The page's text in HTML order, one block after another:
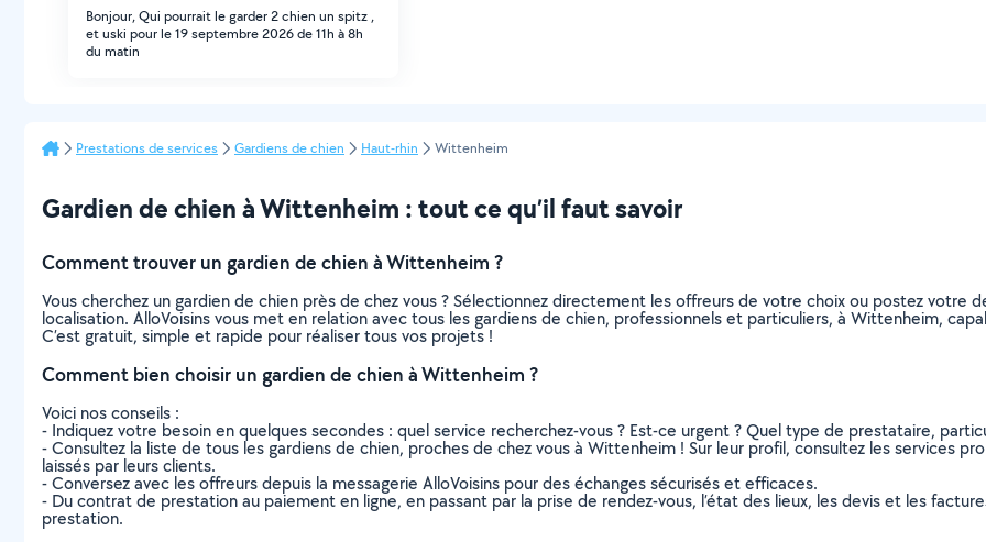
Bonjour, Qui pourrait le garder 2 chien un spitz ,
et uski pour le 19 septembre 2026 de 11h à 8h
du matin
Prestations de services Gardiens de chien Haut-rhin Wittenheim
Gardien de chien à Wittenheim : tout ce qu’il faut savoir
Comment trouver un gardien de chien à Wittenheim ?
Vous cherchez un gardien de chien près de chez vous ? Sélectionnez directement les offreurs de votre choix ou postez votre
localisation. AlloVoisins vous met en relation avec tous les gardiens de chien, professionnels et particuliers, à Wittenheim,
C’est gratuit, simple et rapide pour réaliser tous vos projets !
Comment bien choisir un gardien de chien à Wittenheim ?
Voici nos conseils :
- Indiquez votre besoin en quelques secondes : quel service recherchez-vous ? Est-ce urgent ? Quel type de prestataire,
- Consultez la liste de tous les gardiens de chien, proches de chez vous à Wittenheim ! Sur leur profil, consultez les services
laissés par leurs clients.
- Conversez avec les offreurs depuis la messagerie AlloVoisins pour des échanges sécurisés et efficaces.
- Du contrat de prestation au paiement en ligne, en passant par la prise de rendez-vous, l’état des lieux, les devis et les
prestation.